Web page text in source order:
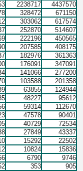
2238717
4437570
328472
671150
303062
617574
252870
514607
222196
450565
207585
408175
182976
361363
176091
347091
141066
277200
103588
201358
63855
124944
48227
95612
59314
112670
47578
90401
40729
72534
27849
43337
15292
22502
10824
15836
6790
9746
353 905